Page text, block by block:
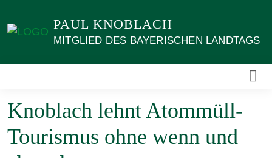
zum
PAUL KNOBLACH
MITGLIED DES BAYERISCHEN LANDTAGS
Knoblach lehnt Atommüll-
Tourismus ohne wenn und